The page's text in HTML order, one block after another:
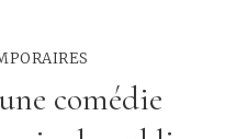
comédie